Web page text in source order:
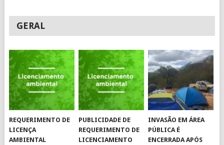
GERAL
REQUERIMENTO DE
LICENÇA
AMBIENTAL
PUBLICIDADE DE
REQUERIMENTO DE
LICENCIAMENTO
INVASÃO EM ÁREA
PÚBLICA É
ENCERRADA APÓS